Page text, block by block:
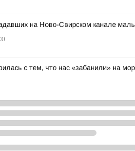
на Ново-Свирском канале
с тем, что нас «забанили» на